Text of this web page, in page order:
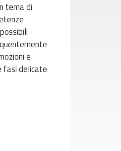
tema di
e
fasi delicate